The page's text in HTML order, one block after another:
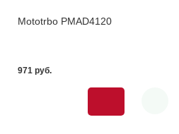
Mototrbo PMAD4120
971 pуб.